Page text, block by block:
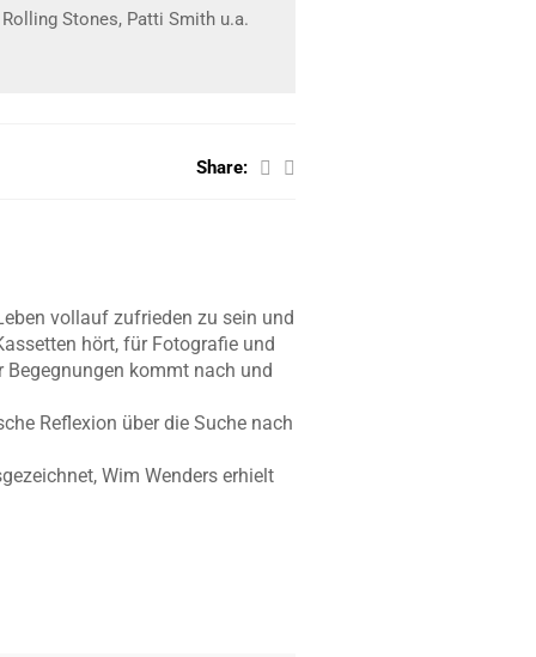
Stones, Patti Smith u.a.
Share:
vollauf zufrieden zu sein und
hört, für Fotografie und
Begegnungen kommt nach und
Reflexion über die Suche nach
Wim Wenders erhielt